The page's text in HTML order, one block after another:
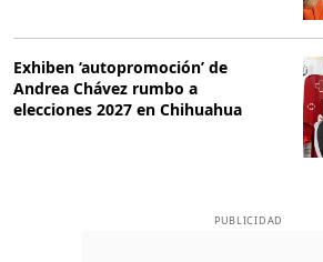
Exhiben ‘autopromoción’ de
Andrea Chávez rumbo a
elecciones 2027 en Chihuahua
PUBLICIDAD